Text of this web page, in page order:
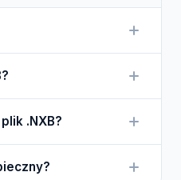
Nexus Race.
które umożliwia
.NXB?
oprogramowania do